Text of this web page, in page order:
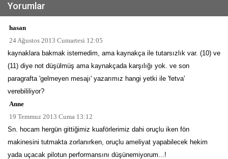
Yorumlar
hasan
24 Ağustos 2013 Cumartesi 12:05
kaynaklara bakmak istemedim, ama kaynakça ile tutarsızlık var. (10) ve
(11) diye not düşülmüş ama kaynakçada karşılığı yok. ve son
paragrafta 'gelmeyen mesajı' yazarımız hangi yetki ile 'fetva'
verebililiyor?
Anne
19 Temmuz 2013 Cuma 13:12
Sn. hocam hergün gittiğimiz kuaförlerimiz dahi oruçlu iken fön
makinesini tutmakta zorlanırken, oruçlu ameliyat yapabilecek hekim
yada uçacak pilotun performansını düşünemiyorum...!